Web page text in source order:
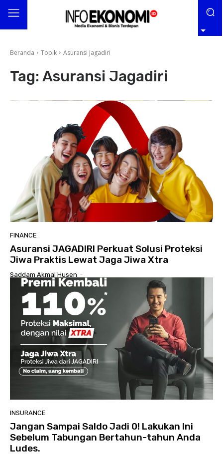
Beranda Topik Asuransi Jagadiri
Tag: Asuransi Jagadiri
FINANCE
Asuransi JAGADIRI Perkuat Solusi Proteksi
Jiwa Praktis Lewat Jaga Jiwa Xtra
Saddam Akmal Husen -
INSURANCE
Jangan Sampai Saldo Jadi 0! Lakukan Ini
Sebelum Tabungan Bertahun-tahun Anda
Ludes.